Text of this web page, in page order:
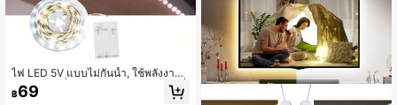
ไฟ LED 5V แบบไม่กันน้ำ, ใช้พลังงานจ
ากแบตเตอรี่, แสงสีขาว (ไม่มีแบตเตอรี่
ในตัว), แถบไฟกาวในตัว, เหมาะสำหรั
฿69